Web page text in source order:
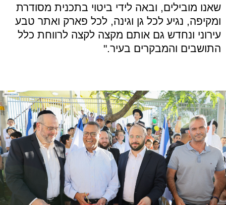
שאנו מובילים, ובאה לידי ביטוי בתכנית מסודרת
ומקיפה, נגיע לכל גן וגינה, לכל פארק ואתר טבע
עירוני ונחדש גם אותם מקצה לקצה לרווחת כלל
התושבים והמבקרים בעיר."